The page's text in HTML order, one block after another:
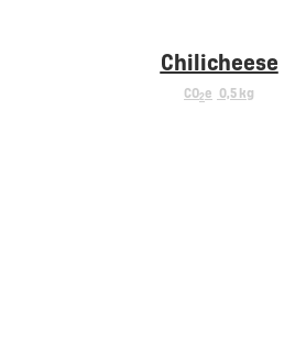
Chilicheese
CO2e 0,5 kg